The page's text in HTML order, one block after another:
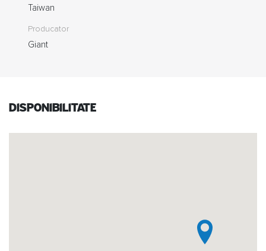
Taiwan
Producator
Giant
Disponibilitate